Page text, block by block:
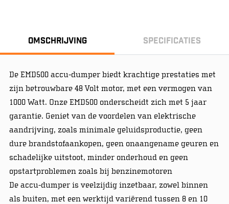
Omschrijving Specificaties
De EMD500 accu-dumper biedt krachtige prestaties met
zijn betrouwbare 48 Volt motor, met een vermogen van
1000 Watt. Onze EMD500 onderscheidt zich met 5 jaar
garantie. Geniet van de voordelen van elektrische
aandrijving, zoals minimale geluidsproductie, geen
dure brandstofaankopen, geen onaangename geuren en
schadelijke uitstoot, minder onderhoud en geen
opstartproblemen zoals bij benzinemotoren
De accu-dumper is veelzijdig inzetbaar, zowel binnen
als buiten, met een werktijd variërend tussen 8 en 10